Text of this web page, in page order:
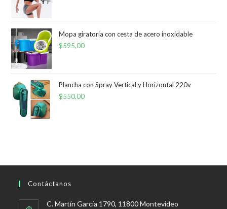
Mopa giratoria con cesta de acero inoxidable
$595,00
Plancha con Spray Vertical y Horizontal 220v
$550,00
Contáctanos
C. Martín García 1790, 11800 Montevideo